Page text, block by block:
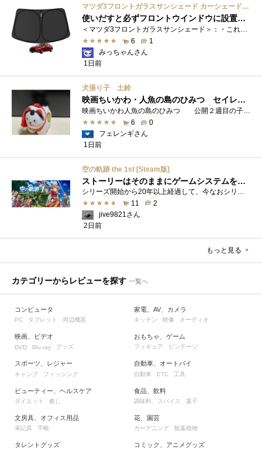
マツダ3フロントガラスサンシェード カーシェード 車用 フロントウィンドウさんしえーど 遮光 断熱 カスタムパーツ 車種専用設計 折り畳み式 取付簡単 収納袋付き
使いだすと必ずフロントウインドウに設置する習慣がつきます
＜マツダ3フロントガラスサンシェード＞：・これまで使用していたサンシェードでも使用できるのですが、車内に蛇腹に畳んだサンシェード は�...
6
1
みっちゃんさん
1日前
犬張り子 土鈴
映画ちいかわ・人魚の島のひみつ セイレーンのモデルは犬だった？
映画ちいかわ人魚の島のひみつ 公開２週目の子どもさんの来場が制限されているレイトショーでも満席でしたし新たにボンドロシールの来場�...
6
0
フェレンギさん
1日前
空の軌跡 the 1st [Steam版]
ストーリーはそのままにゲームシステムを現代化
11
2
jive9821さん
2日前
もっと見る
カテゴリーからレビューを探す 一覧へ
コンピュータ
PC タブレット 周辺機器
映画、ビデオ
DVD Blu-ray グッズ
スポーツ、レジャー
キャンプ フィッシング
ビューティー、ヘルスケア
ダイエット 癒し
文房具、オフィス用品
筆記具 手帳
タレントグッズ
家電、AV、カメラ
キッチン 映像 オーディオ
おもちゃ、ゲーム
フィギュア ビンテージ
自動車、オートバイ
自動車 ETC 工具
食品、飲料
調味料、スパイス 菓子
花、園芸
ガーデニング 観葉植物
コミック、アニメグッズ